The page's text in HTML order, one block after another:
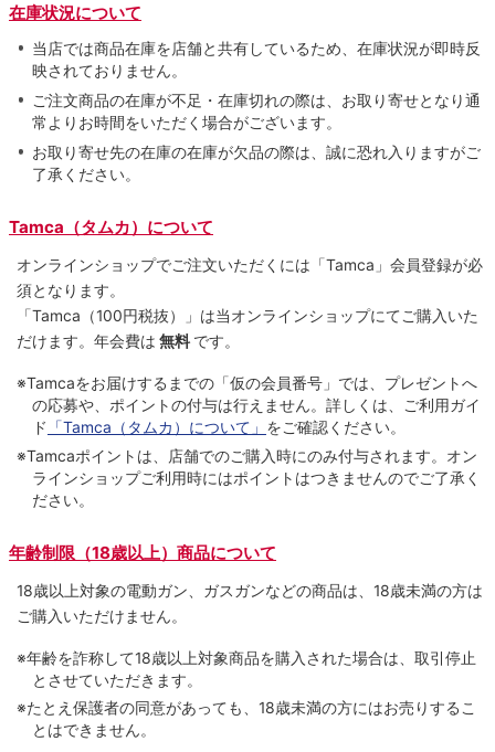
在庫状況について
当店では商品在庫を店舗と共有しているため、在庫状況が即時反
映されておりません。
ご注文商品の在庫が不足・在庫切れの際は、お取り寄せとなり通
常よりお時間をいただく場合がございます。
お取り寄せ先の在庫の在庫が欠品の際は、誠に恐れ入りますがご
了承ください。
Tamca（タムカ）について
オンラインショップでご注⽂いただくには「Tamca」会員登録が必
須となります。
「Tamca （100円税抜）
」は当オンラインショップにてご購⼊いた
だけます。 年会費は 無料 です。
※Tamcaをお届けするまでの「仮の会員番号」では、プレゼントへ
の応募や、ポイントの付与は⾏えません。詳しくは、ご利⽤ガイ
ド 「Tamca（タムカ）について」 をご確認ください。
※Tamcaポイントは、店舗でのご購⼊時にのみ付与されます。オン
ラインショップご利用時にはポイントはつきませんのでご了承く
ださい。
年齢制限（18歳以上）商品について
18歳以上対象の電動ガン、ガスガンなどの商品は、18歳未満の方は
ご購入いただけません。
※年齢を詐称して18歳以上対象商品を購入された場合は、取引停止
とさせていただきます。
※たとえ保護者の同意があっても、18歳未満の方にはお売りするこ
とはできません。